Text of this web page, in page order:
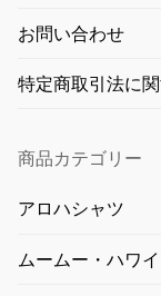
お問い合わせ
特定商取引法に
商品カテゴリー
アロハシャツ
ムームー・ハワ